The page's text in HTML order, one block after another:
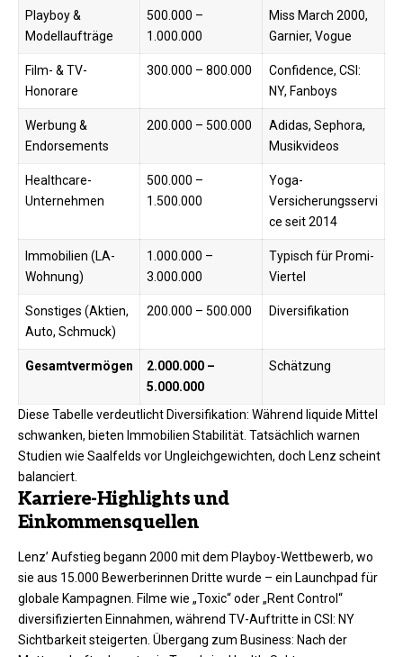
Playboy &
Modellaufträge
500.000 –
1.000.000
Miss March 2000,
Garnier, Vogue ​
Film- & TV-
Honorare
300.000 – 800.000
Confidence, CSI:
NY, Fanboys ​
Werbung &
Endorsements
200.000 – 500.000
Adidas, Sephora,
Musikvideos ​
Healthcare-
Unternehmen
500.000 –
1.500.000
Yoga-
Versicherungsservi
ce seit 2014 ​
Immobilien (LA-
Wohnung)
1.000.000 –
3.000.000
Typisch für Promi-
Viertel ​
Sonstiges (Aktien,
Auto, Schmuck)
200.000 – 500.000 Diversifikation ​
Gesamtvermögen
2.000.000 –
5.000.000
Schätzung ​
Diese Tabelle verdeutlicht Diversifikation: Während liquide Mittel
schwanken, bieten Immobilien Stabilität. Tatsächlich warnen
Studien wie Saalfelds vor Ungleichgewichten, doch Lenz scheint
balanciert.​
Karriere-Highlights und
Einkommensquellen
Lenz’ Aufstieg begann 2000 mit dem Playboy-Wettbewerb, wo
sie aus 15.000 Bewerberinnen Dritte wurde – ein Launchpad für
globale Kampagnen. Filme wie „Toxic“ oder „Rent Control“
diversifizierten Einnahmen, während TV-Auftritte in CSI: NY
Sichtbarkeit steigerten. Übergang zum Business: Nach der